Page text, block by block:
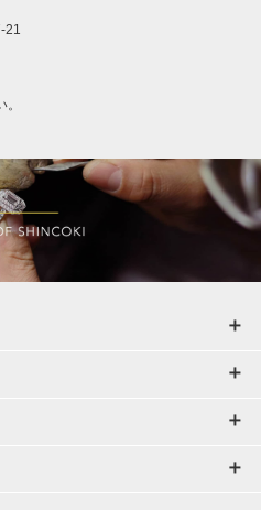
21